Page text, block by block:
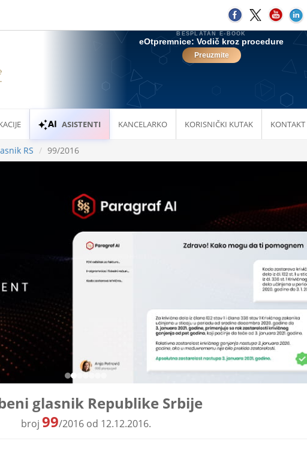
ASISTENTI KANCELARKO KORISNIČKI KUTAK KONTAKT
RS 99/2016
glasnik Republike Srbije
broj 99/2016 od 12.12.2016.